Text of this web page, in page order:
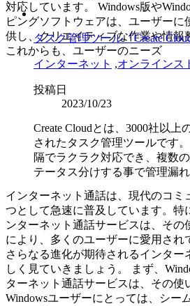
対応しています。 Windows版や
ピングソフトウェアは、ユーザーに
供し、クリエイティブな作業や情報
これからも、ユーザーのニーズ
インターネット通話は、現代のコミ
つとして急速に普及しています。特
ンターネット通話サービスは、その
により、多くのユーザーに愛用され
さらなる進化が期待されるインター
しく見ていきましょう。 まず、
ターネット通話サービスは、その使
Windowsユーザーにとっては、シー
タスク管理ツール『Create
インターネット ,オンラインス
投稿日
2023/10/23
Create Cloudとは、3000社以
されたタスク管理ツールです
隔でラクラク対応でき、複数
テータス分けする事で管理漏